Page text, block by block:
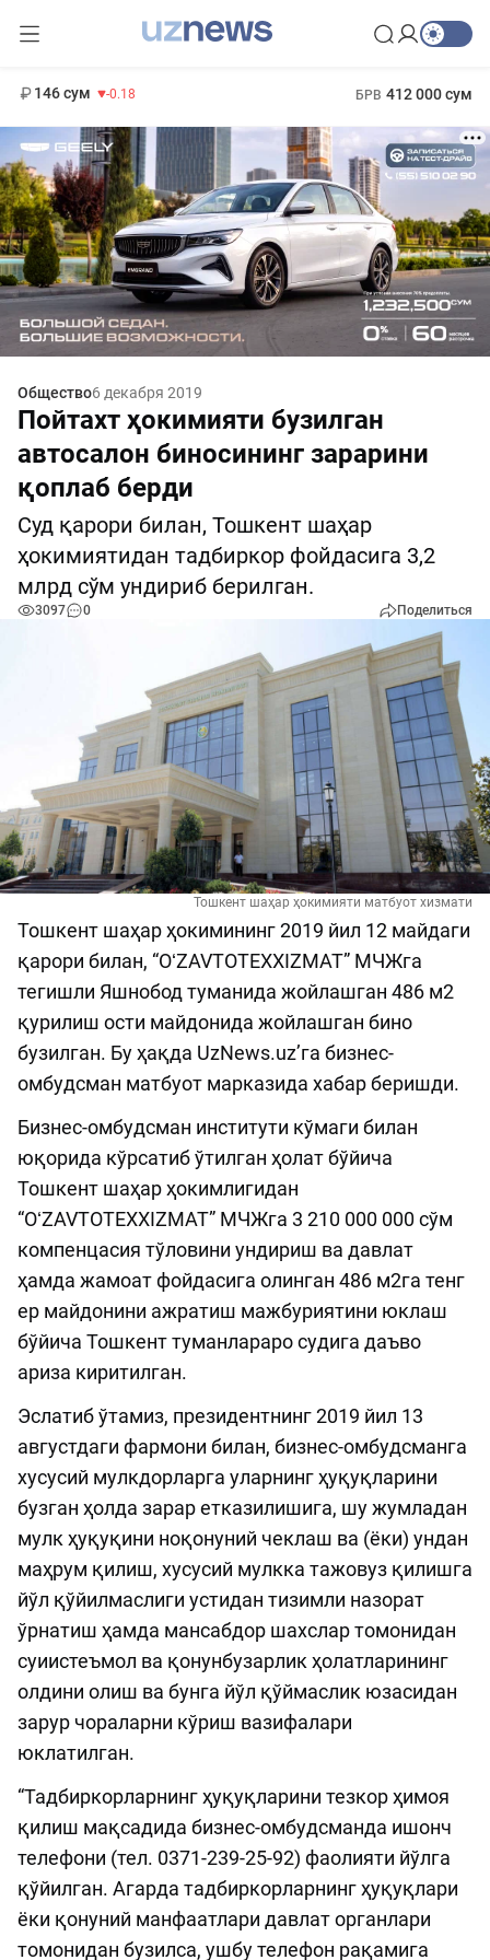
146 сум -0.18 БРВ 412 000 сум
Общество6 декабря 2019
Пойтахт ҳокимияти бузилган
автосалон биносининг зарарини
қоплаб берди
Суд қарори билан, Тошкент шаҳар
ҳокимиятидан тадбиркор фойдасига 3,2
млрд сўм ундириб берилган.
3097 0 Поделиться
Тошкент шаҳар ҳокимияти матбуот хизмати
Тошкент шаҳар ҳокимининг 2019 йил 12 майдаги
қарори билан, “OʻZAVTOTEXXIZMAT” МЧЖга
тегишли Яшнобод туманида жойлашган 486 м2
қурилиш ости майдонида жойлашган бино
бузилган. Бу ҳақда UzNews.uzʼга бизнес-
омбудсман матбуот марказида хабар беришди.
Бизнес-омбудсман институти кўмаги билан
юқорида кўрсатиб ўтилган ҳолат бўйича
Тошкент шаҳар ҳокимлигидан
“OʻZAVTOTEXXIZMAT” МЧЖга 3 210 000 000 сўм
компенцасия тўловини ундириш ва давлат
ҳамда жамоат фойдасига олинган 486 м2га тенг
ер майдонини ажратиш мажбуриятини юклаш
бўйича Тошкент туманлараро судига даъво
ариза киритилган.
Эслатиб ўтамиз, президентнинг 2019 йил 13
августдаги фармони билан, бизнес-омбудсманга
хусусий мулкдорларга уларнинг ҳуқуқларини
бузган ҳолда зарар етказилишига, шу жумладан
мулк ҳуқуқини ноқонуний чеклаш ва (ёки) ундан
маҳрум қилиш, хусусий мулкка тажовуз қилишга
йўл қўйилмаслиги устидан тизимли назорат
ўрнатиш ҳамда мансабдор шахслар томонидан
суиистеъмол ва қонунбузарлик ҳолатларининг
олдини олиш ва бунга йўл қўймаслик юзасидан
зарур чораларни кўриш вазифалари
юклатилган.
“Тадбиркорларнинг ҳуқуқларини тезкор ҳимоя
қилиш мақсадида бизнес-омбудсманда ишонч
телефони (тел. 0371-239-25-92) фаолияти йўлга
қўйилган. Агарда тадбиркорларнинг ҳуқуқлари
ёки қонуний манфаатлари давлат органлари
томонидан бузилса, ушбу телефон рақамига